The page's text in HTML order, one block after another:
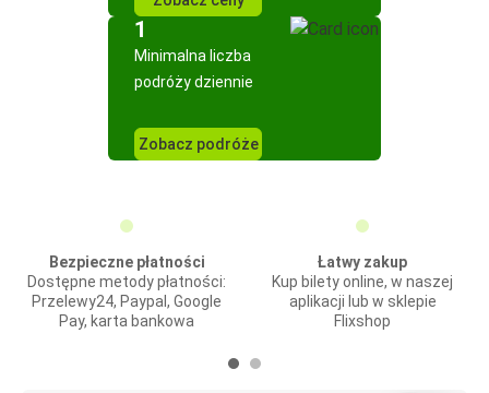
1
Minimalna liczba
podróży dziennie
Zobacz podróże
Bezpieczne płatności
Dostępne metody płatności:
Przelewy24, Paypal, Google
Pay, karta bankowa
Łatwy zakup
Kup bilety online, w naszej
aplikacji lub w sklepie
Flixshop